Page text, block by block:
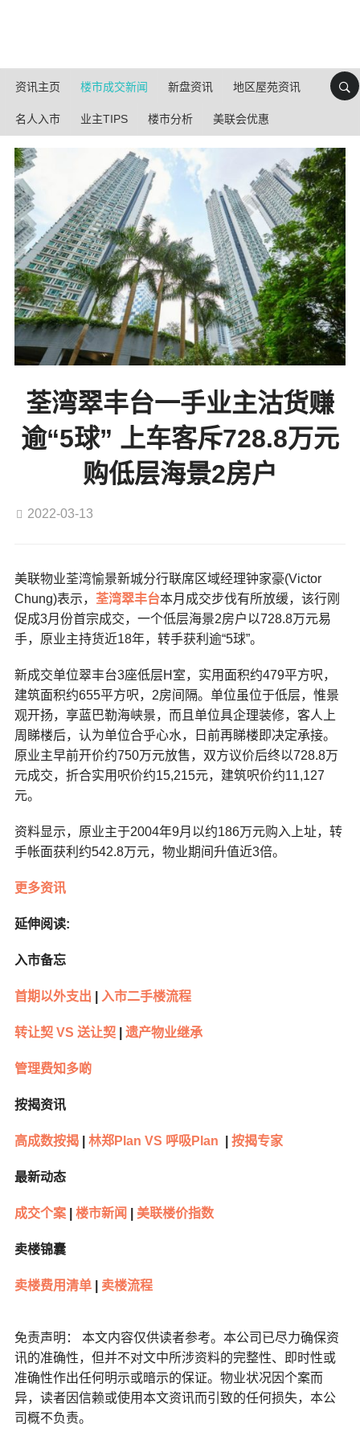
资讯主页 楼市成交新闻 新盘资讯 地区屋苑资讯
名人入市 业主TIPS 楼市分析 美联会优惠
荃湾翠丰台一手业主沽货赚
逾“5球” 上车客斥728.8万元
购低层海景2房户
2022-03-13
美联物业荃湾愉景新城分行联席区域经理钟家豪(Victor
Chung)表示， 荃湾翠丰台本月成交步伐有所放缓，该行刚
促成3月份首宗成交，一个低层海景2房户以728.8万元易
手，原业主持货近18年，转手获利逾“5球”。
新成交单位翠丰台3座低层H室，实用面积约479平方呎，
建筑面积约655平方呎，2房间隔。单位虽位于低层，惟景
观开扬，享蓝巴勒海峡景，而且单位具企理装修，客人上
周睇楼后，认为单位合乎心水，日前再睇楼即决定承接。
原业主早前开价约750万元放售，双方议价后终以728.8万
元成交，折合实用呎价约15,215元，建筑呎价约11,127
元。
资料显示，原业主于2004年9月以约186万元购入上址，转
手帐面获利约542.8万元，物业期间升值近3倍。
更多资讯
延伸阅读:
入市备忘
首期以外支出 入市二手楼流程
转让契 VS 送让契 遗产物业继承
管理费知多啲
按揭资讯
高成数按揭| 林郑Plan VS 呼吸Plan 按揭专家
最新动态
成交个案 楼市新闻 美联楼价指数
卖楼锦囊
卖楼费用清单| 卖楼流程
免责声明： 本文内容仅供读者参考。本公司已尽力确保资
讯的准确性，但并不对文中所涉资料的完整性、即时性或
准确性作出任何明示或暗示的保证。物业状况因个案而
异，读者因信赖或使用本文资讯而引致的任何损失，本公
司概不负责。